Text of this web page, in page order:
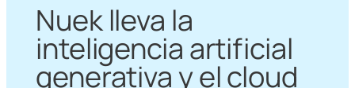
Nuek lleva la
inteligencia artificial
generativa y el cloud